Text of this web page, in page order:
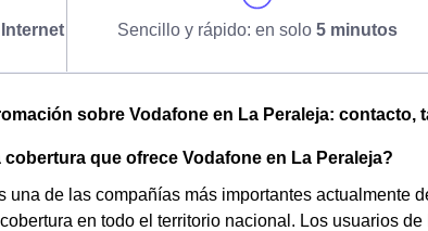
Sencillo y rápido: en solo 5 minutos
sobre Vodafone en La Peraleja: contacto,
cobertura que ofrece Vodafone en La Peraleja?
una de las compañías más importantes actualmente
en todo el territorio nacional. Los usuarios